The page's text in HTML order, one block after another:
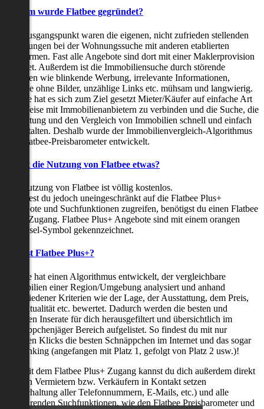
Warum wurde Flatbee gegründet?
Der Ausgangspunkt waren die eigenen, nicht zufrieden stellenden
Erfahrungen bei der Wohnungssuche mit anderen etablierten
Plattformen. Fast alle Angebote sind dort mit einer Maklerprovision
behaftet. Außerdem ist die Immobiliensuche durch störende
Faktoren wie blinkende Werbung, irrelevante Informationen,
Inserate ohne Bilder, unzählige Links etc. mühsam und langwierig.
Flatbee hat es sich zum Ziel gesetzt Mieter/Käufer auf einfache Art
und Weise mit Immobilienanbietern zu verbinden und die Suche, die
Bewertung und den Vergleich von Immobilien schnell und einfach
zu gestalten. Deshalb wurde der Immobilienvergleich-Algorithmus
und Flatbee-Preisbarometer entwickelt.
Kostet die Nutzung von Flatbee etwas?
Die Nutzung von Flatbee ist völlig kostenlos.
Möchtest du jedoch uneingeschränkt auf die Flatbee Plus+
Angebote und Suchfunktionen zugreifen, benötigst du einen Flatbee
Plus+ Zugang. Flatbee Plus+ Angebote sind mit einem orangen
Schlüssel-Symbol gekennzeichnet.
Was ist Flatbee Plus+?
Flatbee hat einen Algorithmus entwickelt, der vergleichbare
Immobilien einer Region/Umgebung analysiert und anhand
verschiedener Kriterien wie der Lage, der Ausstattung, dem Preis,
der Aktualität etc. bewertet. Dadurch werden die besten und
neuesten Inserate für dich herausgefiltert und übersichtlich im
Schnäppchenjäger Bereich aufgelistet. So findest du mit nur
wenigen Klicks die besten Schnäppchen im Internet und das sogar
als Ranking (angefangen mit Platz 1, gefolgt von Platz 2 usw.)!
Nur mit dem Flatbee Plus+ Zugang kannst du dich außerdem direkt
mit den Vermietern bzw. Verkäufern in Kontakt setzen
(Freischaltung aller Telefonnummern, E-Mails, etc.) und alle
zeitsparenden Suchfunktionen, wie den Flatbee Preisbarometer und